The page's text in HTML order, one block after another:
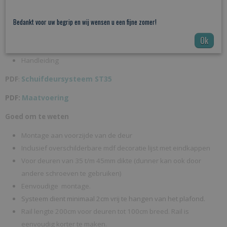
Montage materiaal
Handleiding
PDF Schuifdeursysteem ST35
PDF: Maatvoering
Goed om te weten
Montage aan voorzijde van de deur
Inclusief overschilderbare mdf decoratie lijst met eindkappen
Voor deuren van 35 t/m 45mm dikte (dunner kan ook door
andere schroeven te gebruiken)
Eenvoudige montage.
Systeem dient minimaal 2cm vrij te hangen van het plafond.
Rail lengte 200cm voor deuren tot 100cm breed. Rail is
eenvoudig korter te maken.
Bedankt voor uw begrip en wij wensen u een fijne zomer!
Ok